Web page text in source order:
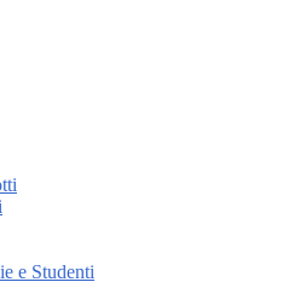
e Studenti